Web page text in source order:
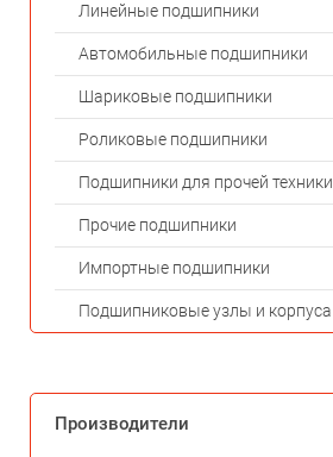
Линейные подшипники
Автомобильные подшипники
Шариковые подшипники
Роликовые подшипники
Подшипники для прочей техники
Прочие подшипники
Импортные подшипники
Подшипниковые узлы и корпуса
Производители